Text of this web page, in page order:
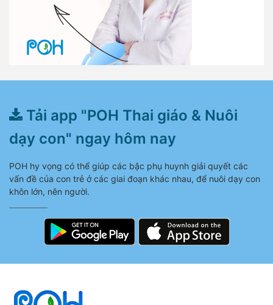
Tải app "POH Thai giáo & Nuôi
dạy con" ngay hôm nay
POH hy vọng có thể giúp các bậc phụ huynh giải quyết các
vấn đề của con trẻ ở các giai đoạn khác nhau, để nuôi dạy con
khôn lớn, nên người.